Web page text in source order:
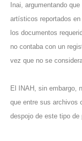
Inai, argumentando
artísticos reportados
los documentos
no contaba con un
vez que no se
El INAH, sin embargo,
que entre sus archivos
despojo de este tipo